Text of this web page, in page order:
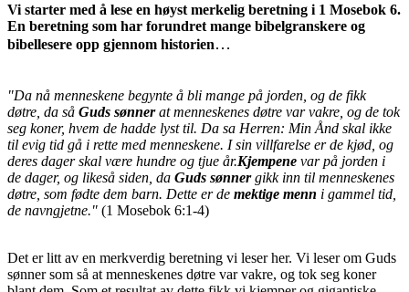
Vi starter med å lese en høyst merkelig beretning i 1 Mosebok 6.
En beretning som har forundret mange bibelgranskere og
bibellesere opp gjennom historien…
"Da nå menneskene begynte å bli mange på jorden, og de fikk
døtre, da så Guds sønnerat menneskenes døtre var vakre, og de tok
seg koner, hvem de hadde lyst til. Da sa Herren: Min Ånd skal ikke
til evig tid gå i rette med menneskene. I sin villfarelse er de kjød, og
deres dager skal være hundre og tjue år.Kjempene var på jorden i
de dager, og likeså siden, da Guds sønnergikk inn til menneskenes
døtre, som fødte dem barn. Dette er de mektige menn i gammel tid,
de navngjetne." (1 Mosebok 6:1-4)
Det er litt av en merkverdig beretning vi leser her. Vi leser om Guds
sønner som så at menneskenes døtre var vakre, og tok seg koner